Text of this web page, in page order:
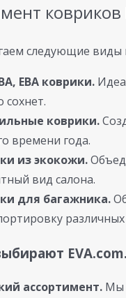
ковриков
следующие виды
ЕВА коврики.
сохнет.
коврики.
времени года.
из экокожи.
вид салона.
для багажника.
ассортимент. Мы